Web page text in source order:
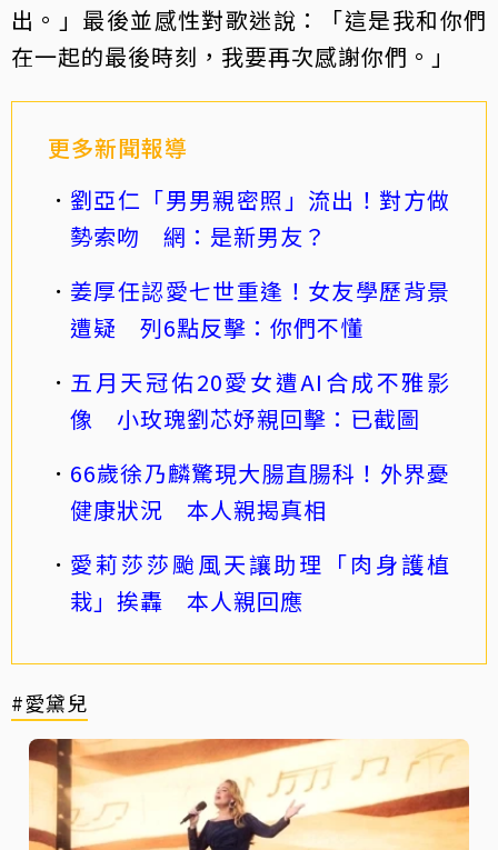
出。」最後並感性對歌迷說：「這是我和你們
在一起的最後時刻，我要再次感謝你們。」
更多新聞報導
劉亞仁「男男親密照」流出！對方做
勢索吻 網：是新男友？
姜厚任認愛七世重逢！女友學歷背景
遭疑 列6點反擊：你們不懂
五月天冠佑20愛女遭AI合成不雅影
像 小玫瑰劉芯妤親回擊：已截圖
66歲徐乃麟驚現大腸直腸科！外界憂
健康狀況 本人親揭真相
愛莉莎莎颱風天讓助理「肉身護植
栽」挨轟 本人親回應
#愛黛兒